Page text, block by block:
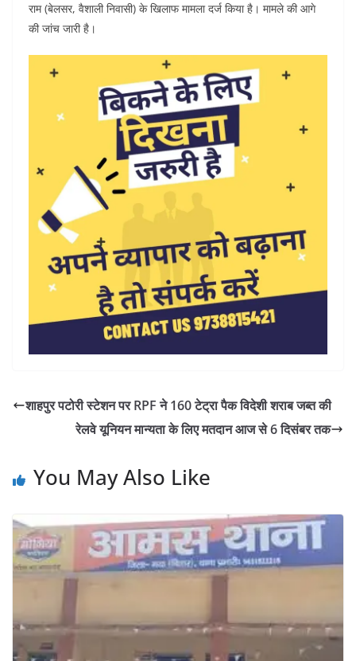
राम (बेलसर, वैशाली निवासी) के खिलाफ मामला दर्ज किया है। मामले की आगे
की जांच जारी है।
शाहपुर पटोरी स्टेशन पर RPF ने 160 टेट्रा पैक विदेशी शराब जब्त की
रेलवे यूनियन मान्यता के लिए मतदान आज से 6 दिसंबर तक
You May Also Like